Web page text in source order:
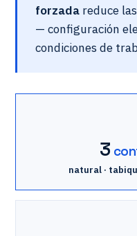
forzada reduce
— configuración
condiciones de
3
natural ·